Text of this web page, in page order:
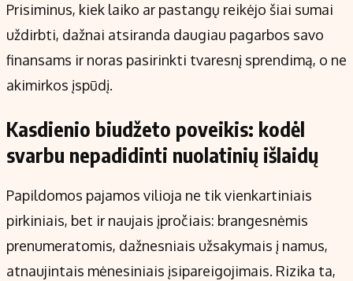
Prisiminus, kiek laiko ar pastangų reikėjo šiai sumai
uždirbti, dažnai atsiranda daugiau pagarbos savo
finansams ir noras pasirinkti tvaresnį sprendimą, o ne
akimirkos įspūdį.
Kasdienio biudžeto poveikis: kodėl
svarbu nepadidinti nuolatinių išlaidų
Papildomos pajamos vilioja ne tik vienkartiniais
pirkiniais, bet ir naujais įpročiais: brangesnėmis
prenumeratomis, dažnesniais užsakymais į namus,
atnaujintais mėnesiniais įsipareigojimais. Rizika ta,